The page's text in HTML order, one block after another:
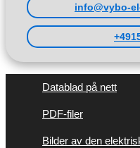
info@vybo-
Datablad på nett
PDF-filer
Bilder av den